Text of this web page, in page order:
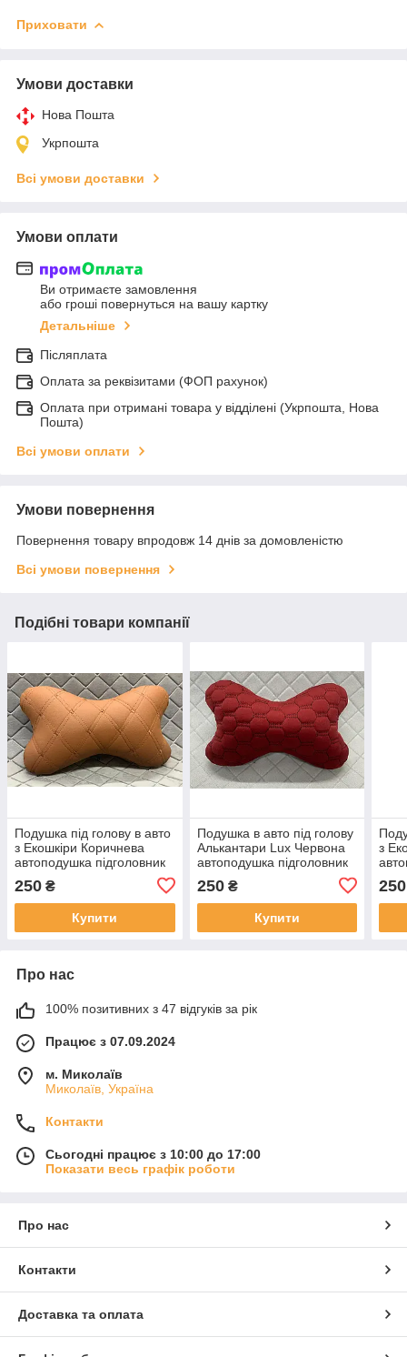
Приховати
Умови доставки
Нова Пошта
Укрпошта
Всі умови доставки
Умови оплати
Ви отримаєте замовлення
або гроші повернуться на вашу картку
Детальніше
Післяплата
Оплата за реквізитами (ФОП рахунок)
Оплата при отримані товара у відділені (Укрпошта, Нова
Пошта)
Всі умови оплати
Умови повернення
Повернення товару впродовж 14 днів за домовленістю
Всі умови повернення
Подібні товари компанії
Подушка під голову в авто
з Екошкіри Коричнева
автоподушка підголовник
машину під шию
250 ₴
Купити
Подушка в авто під голову
Алькантари Lux Червона
автоподушка підголовник
подушка для автомобіля
під шию
250₴
Купити
з
під
250
Про нас
100% позитивних з 47 відгуків за рік
Працює з 07.09.2024
м. Миколаїв
Миколаїв, Україна
Контакти
Сьогодні працює з 10:00 до 17:00
Показати весь графік роботи
Про нас
Контакти
Доставка та оплата